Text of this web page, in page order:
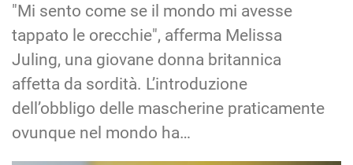
"Mi sento come se il mondo mi avesse
tappato le orecchie", afferma Melissa
Juling, una giovane donna britannica
affetta da sordità. L’introduzione
dell’obbligo delle mascherine praticamente
ovunque nel mondo ha…